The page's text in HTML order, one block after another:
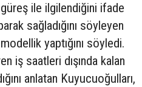
ile ilgilendiğini ifade
sağladığını söyleyen
yaptığını söyledi.
iş saatleri dışında kalan
anlatan Kuyucuoğulları,